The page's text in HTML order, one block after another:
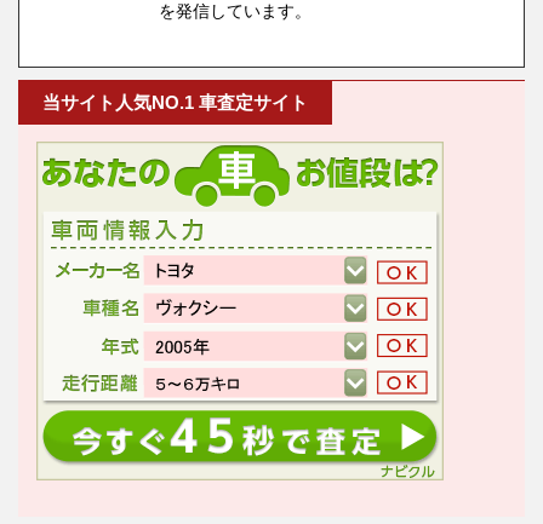
を発信しています。
当サイト人気NO.1 車査定サイト